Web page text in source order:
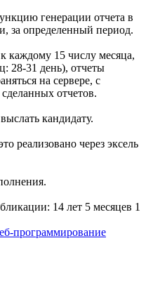
генерации отчета в
за определенный период.
каждому 15 числу месяца,
28-31 день), отчеты
на сервере, с
отчетов.
кандидату.
реализовано через эксель
14 лет 5 месяцев 1
программирование